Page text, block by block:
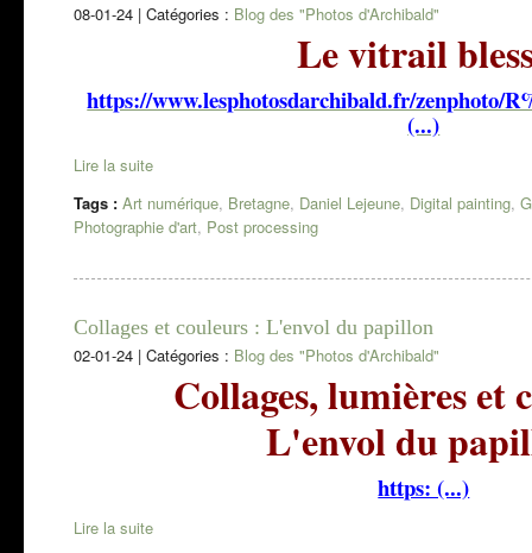
08-01-24 | Catégories : Blog des "Photos d'Archibald"
Le vitrail
https://www.lesphotosdarchibald.fr/zenphoto/
(...)
Lire la suite
Tags : Art numérique, Bretagne, Daniel Lejeune, Digital painting,
Photographie d'art, Post processing
Collages et couleurs : L'envol du papillon
02-01-24 | Catégories : Blog des "Photos d'Archibald"
Collages, lumières et
L'envol du
https: (...)
Lire la suite